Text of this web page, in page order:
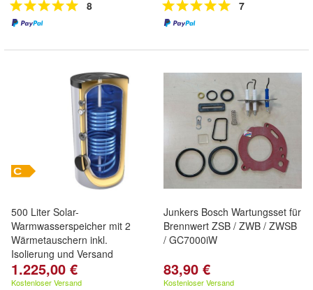
8 7
500 Liter Solar-
Warmwasserspeicher mit 2
Wärmetauschern inkl.
Isolierung und Versand
1.225,00 €
Kostenloser Versand
Junkers Bosch Wartungsset für
Brennwert ZSB / ZWB / ZWSB
/ GC7000iW
83,90 €
Kostenloser Versand